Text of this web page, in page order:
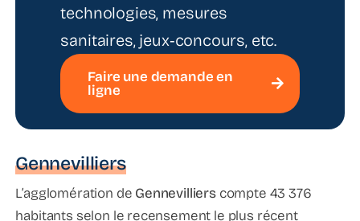
technologies, mesures
sanitaires, jeux‑concours, etc.
Faire une demande en
ligne
Gennevilliers
L’agglomération de Gennevillierscompte 43 376
habitants selon le recensement le plus récent